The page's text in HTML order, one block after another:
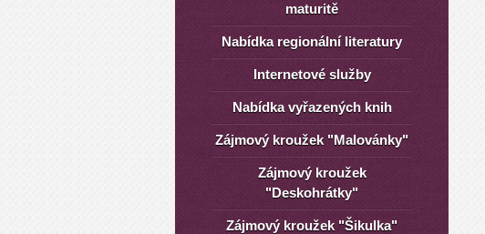
maturitě
Nabídka regionální literatury
Internetové služby
Nabídka vyřazených knih
Zájmový kroužek "Malovánky"
Zájmový kroužek
"Deskohrátky"
Zájmový kroužek "Šikulka"